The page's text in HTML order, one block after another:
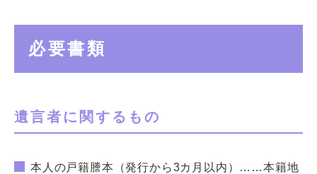
必要書類
遺言者に関するもの
本人の戸籍謄本（発行から3カ月以内）……本籍地